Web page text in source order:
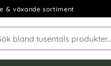
& växande sortiment